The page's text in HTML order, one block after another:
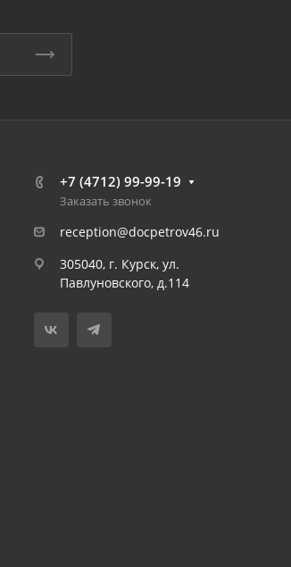
+7 (4712) 99-99-19
Заказать звонок
reception@docpetrov46.ru
305040, г. Курск, ул.
Павлуновского, д.114